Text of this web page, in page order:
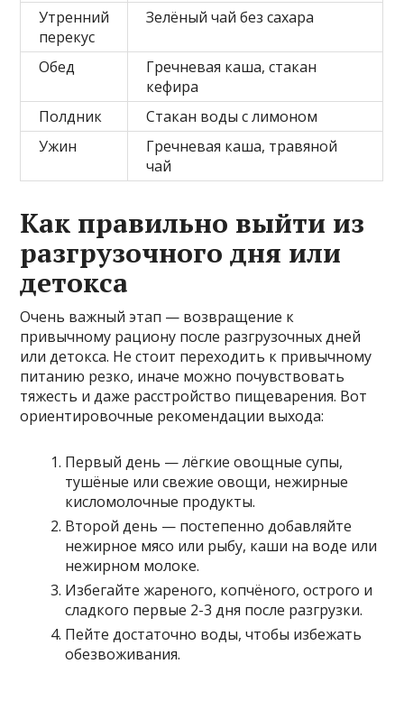
Утренний
перекус
Зелёный чай без сахара
Обед
Гречневая каша, стакан
кефира
Полдник
Стакан воды с лимоном
Ужин
Гречневая каша, травяной
чай
Как правильно выйти из
разгрузочного дня или
детокса
Очень важный этап — возвращение к
привычному рациону после разгрузочных дней
или детокса. Не стоит переходить к привычному
питанию резко, иначе можно почувствовать
тяжесть и даже расстройство пищеварения. Вот
ориентировочные рекомендации выхода:
Первый день — лёгкие овощные супы,
тушёные или свежие овощи, нежирные
кисломолочные продукты.
Второй день — постепенно добавляйте
нежирное мясо или рыбу, каши на воде или
нежирном молоке.
Избегайте жареного, копчёного, острого и
сладкого первые 2-3 дня после разгрузки.
Пейте достаточно воды, чтобы избежать
обезвоживания.